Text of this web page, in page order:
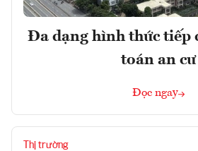
Đa dạng hình thức tiếp
toán an cư
Đọc ngay
Thị trường